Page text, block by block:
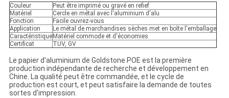
Couleur
Peut être imprimé ou gravé en refief
Matériel
Cercle en métal avec l'aluminium d'alu
Fonction
Facile ouvrez-vous
Application
Le métal de marchandises sèches met en boîte l'emballage
Caractéristique Matériel commode et d'économies
Certificat
TUV, GV
Le papier d'aluminium de Goldstone POE est la première
production indépendante de recherche et développement en
Chine. La qualité peut être commandée, et le cycle de
production est court, et peut satisfaire la demande de toutes
sortes d'impression.